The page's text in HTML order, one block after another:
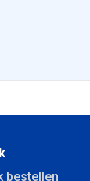
bestellen